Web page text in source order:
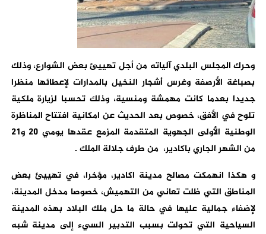
وحرك المجلس البلدي آلياته من أجل تهييئ بعض الشوارع، وذلك
بصباغة الأرصفة وغرس أشجار النخيل بالمدارات لإعطائها منظرا
جديدا بعدما كانت مهمشة ومنسية، وذلك تحسبا لزيارة ملكية
تلوح في الأفق، خصوص بعد الحديث عن امكانية افتتاح المناظرة
الوطنية الأولى الجهوية المتقدمة المزمع عقدها يومي 20 و21
من الشهر الجاري باكادير، من طرف جلالة الملك .
و هكذا انهمكت مصالح مدينة اكادير، مؤخرا، في تهييئ بعض
المناطق التي ظلت تعاني من التهميش، خصوصا مدخل المدينة،
لإضفاء جمالية عليها في حالة ما حل ملك البلاد بهذه المدينة
السياحية التي تحولت بسبب التدبير السيء إلى مدينة شبه